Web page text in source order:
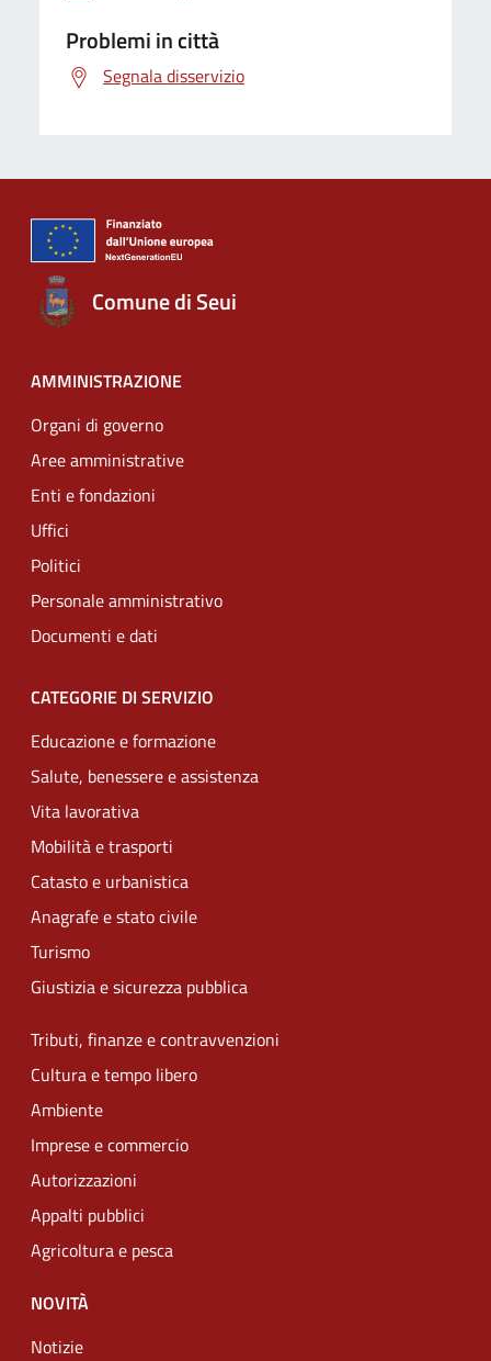
Problemi in città
Segnala disservizio
Comune di Seui
AMMINISTRAZIONE
Organi di governo
Aree amministrative
Enti e fondazioni
Uffici
Politici
Personale amministrativo
Documenti e dati
CATEGORIE DI SERVIZIO
Educazione e formazione
Salute, benessere e assistenza
Vita lavorativa
Mobilità e trasporti
Catasto e urbanistica
Anagrafe e stato civile
Turismo
Giustizia e sicurezza pubblica
Tributi, finanze e contravvenzioni
Cultura e tempo libero
Ambiente
Imprese e commercio
Autorizzazioni
Appalti pubblici
Agricoltura e pesca
NOVITÀ
Notizie